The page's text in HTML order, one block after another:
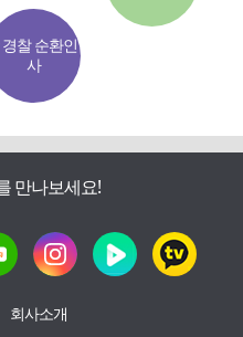
찰 순환인
사
만나보세요!
회사소개